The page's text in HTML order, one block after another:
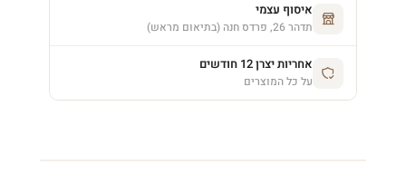
איסוף עצמי
תדהר 26, פרדס חנה (בתיאום מראש)
אחריות יצרן 12 חודשים
על כל המוצרים